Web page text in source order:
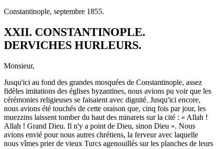
Constantinople, septembre 1855.
XXII. CONSTANTINOPLE.
DERVICHES HURLEURS.
Monsieur,
Jusqu'ici au fond des grandes mosquées de Constantinople, assez
fidèles imitations des églises byzantines, nous avions pu voir que les
cérémonies religieuses se faisaient avec dignité. Jusqu'ici encore,
nous avions été touchés de cette oraison que, cinq fois par jour, les
muezzins laissent tomber du haut des minarets sur la cité : « Allah !
Allah ! Grand Dieu. Il n'y a point de Dieu, sinon Dieu ». Nous
avions envié pour nous autres chrétiens, la ferveur avec laquelle
nous vîmes prier de vieux Turcs agenouillés sur les planches de leurs